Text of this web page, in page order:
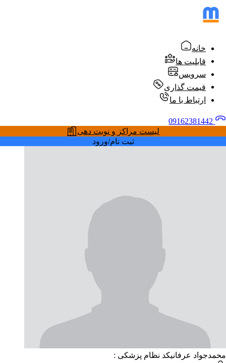
خانه
قابلیت ها
سرویس
قیمت گذاری
ارتباط با ما
لیست مراکز و نوبت دهی
ثبت نام/ورود
محمدجواد عرفانیکد نظام پزشکی :